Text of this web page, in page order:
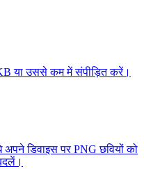
या उससे कम में संपीड़ित करें।
डिवाइस पर PNG छवियों को